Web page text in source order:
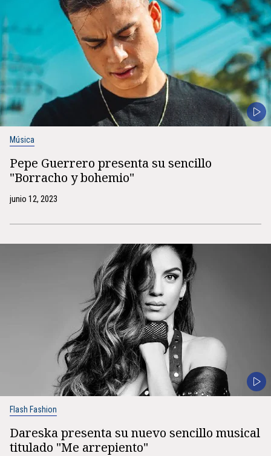
Música
Pepe Guerrero presenta su sencillo
"Borracho y bohemio"
junio 12, 2023
Flash Fashion
Dareska presenta su nuevo sencillo musical
titulado "Me arrepiento"